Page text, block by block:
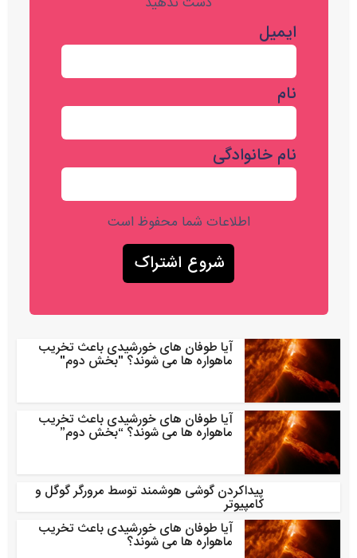
ایمیل
نام
نام خانوادگی
اطلاعات شما محفوظ است
آیا طوفان های خورشیدی باعث تخریب
ماهواره ها می شوند؟ "بخش دوم"
آیا طوفان های خورشیدی باعث تخریب
ماهواره ها می شوند؟ “بخش دوم”
پیداکردن گوشی هوشمند توسط مرورگر گوگل و
کامپیوتر
آیا طوفان های خورشیدی باعث تخریب
ماهواره ها می شوند؟